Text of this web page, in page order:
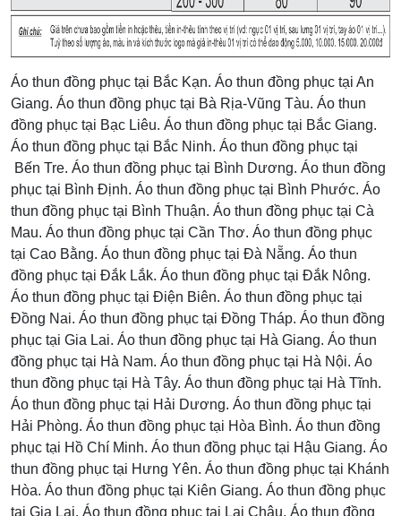
Áo thun đồng phục tại Bắc Kạn. Áo thun đồng phục tại An
Giang. Áo thun đồng phục tại Bà Rịa-Vũng Tàu. Áo thun
đồng phục tại Bạc Liêu. Áo thun đồng phục tại Bắc Giang.
Áo thun đồng phục tại Bắc Ninh. Áo thun đồng phục tại
Bến Tre. Áo thun đồng phục tại Bình Dương. Áo thun đồng
phục tại Bình Định. Áo thun đồng phục tại Bình Phước. Áo
thun đồng phục tại Bình Thuận. Áo thun đồng phục tại Cà
Mau. Áo thun đồng phục tại Cần Thơ. Áo thun đồng phục
tại Cao Bằng. Áo thun đồng phục tại Đà Nẵng. Áo thun
đồng phục tại Đắk Lắk. Áo thun đồng phục tại Đắk Nông.
Áo thun đồng phục tại Điện Biên. Áo thun đồng phục tại
Đồng Nai. Áo thun đồng phục tại Đồng Tháp. Áo thun đồng
phục tại Gia Lai. Áo thun đồng phục tại Hà Giang. Áo thun
đồng phục tại Hà Nam. Áo thun đồng phục tại Hà Nội. Áo
thun đồng phục tại Hà Tây. Áo thun đồng phục tại Hà Tĩnh.
Áo thun đồng phục tại Hải Dương. Áo thun đồng phục tại
Hải Phòng. Áo thun đồng phục tại Hòa Bình. Áo thun đồng
phục tại Hồ Chí Minh. Áo thun đồng phục tại Hậu Giang. Áo
thun đồng phục tại Hưng Yên. Áo thun đồng phục tại Khánh
Hòa. Áo thun đồng phục tại Kiên Giang. Áo thun đồng phục
tại Gia Lai. Áo thun đồng phục tại Lai Châu. Áo thun đồng